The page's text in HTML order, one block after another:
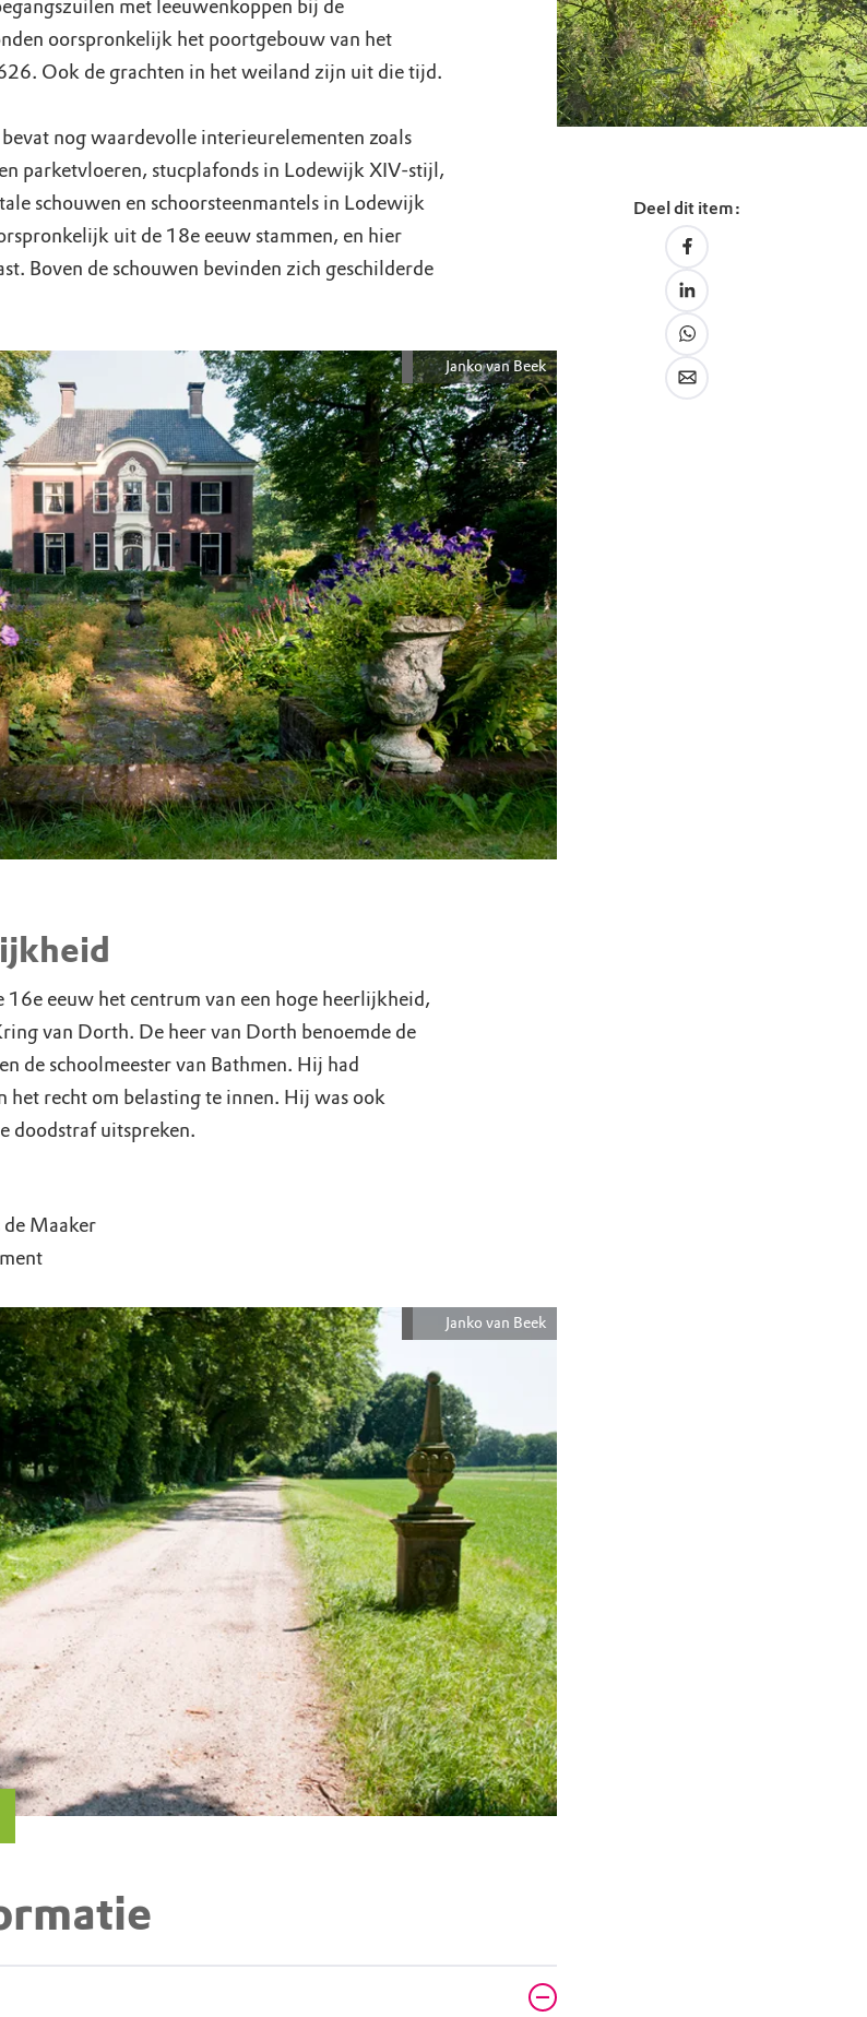
met leeuwenkoppen bij de
oorspronkelijk het poortgebouw van het
Ook de grachten in het weiland zijn uit die tijd.
nog waardevolle interieurelementen zoals
parketvloeren, stucplafonds in Lodewijk XIV-stijl,
schouwen en schoorsteenmantels in Lodewijk
uit de 18e eeuw stammen, en hier
Boven de schouwen bevinden zich geschilderde
Janko van Beek
16e eeuw het centrum van een hoge heerlijkheid,
van Dorth. De heer van Dorth benoemde de
de schoolmeester van Bathmen. Hij had
het recht om belasting te innen. Hij was ook
doodstraf uitspreken.
Maaker
Janko van Beek
Deel dit item: